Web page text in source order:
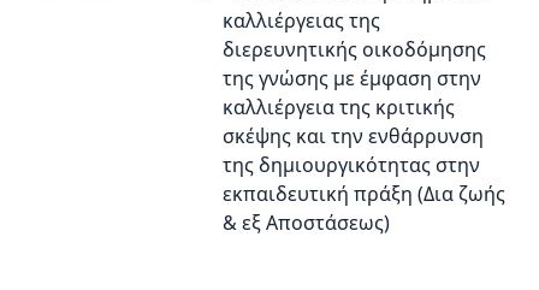
καλλιέργειας της
διερευνητικής οικοδόμησης
της γνώσης με έμφαση στην
καλλιέργεια της κριτικής
σκέψης και την ενθάρρυνση
της δημιουργικότητας στην
εκπαιδευτική πράξη (Δια ζωής
& εξ Αποστάσεως)